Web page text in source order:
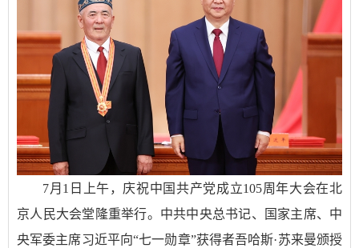
7月1日上午，庆祝中国共产党成立105周年大会在北
京人民大会堂隆重举行。中共中央总书记、国家主席、中
央军委主席习近平向“七一勋章”获得者吾哈斯·苏来曼颁授